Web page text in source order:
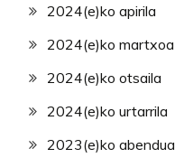
2024(e)ko apirila
2024(e)ko martxoa
2024(e)ko otsaila
2024(e)ko urtarrila
2023(e)ko abendua